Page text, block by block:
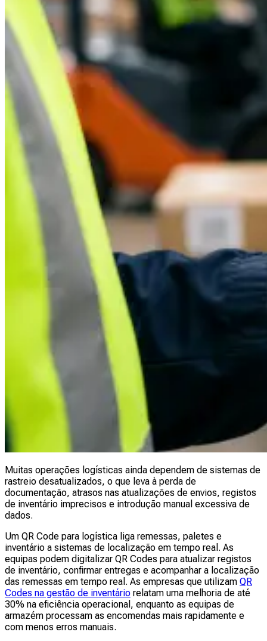
Muitas operações logísticas ainda dependem de sistemas de
rastreio desatualizados, o que leva à perda de
documentação, atrasos nas atualizações de envios, registos
de inventário imprecisos e introdução manual excessiva de
dados.
Um QR Code para logística liga remessas, paletes e
inventário a sistemas de localização em tempo real. As
equipas podem digitalizar QR Codes para atualizar registos
de inventário, confirmar entregas e acompanhar a localização
das remessas em tempo real. As empresas que utilizam QR
Codes na gestão de inventário relatam uma melhoria de até
30% na eficiência operacional, enquanto as equipas de
armazém processam as encomendas mais rapidamente e
com menos erros manuais.